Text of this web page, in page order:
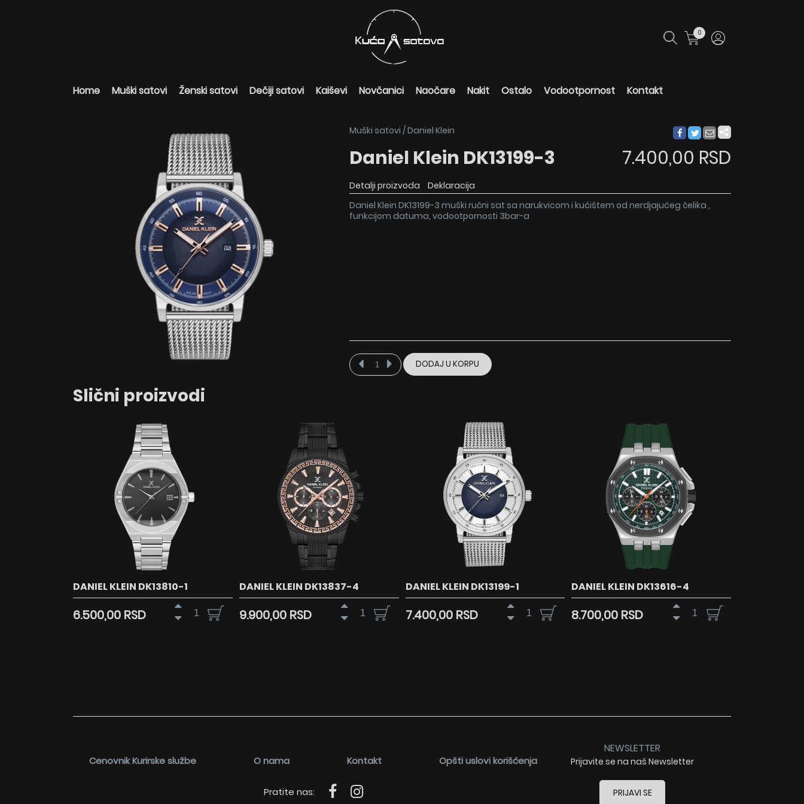
0
Home Muški satovi Ženski satovi Dečiji satovi Kaiševi Novčanici Naočare Nakit Ostalo Vodootpornost Kontakt
Muški satovi /Daniel Klein
Daniel Klein DK13199-3 7.400,00 RSD
Detalji proizvoda
Deklaracija
Daniel Klein DK13199-3 muški ručni sat sa narukvicom i kućištem od nerdjajućeg čelika ,
funkcijom datuma, vodootpornosti 3bar-a
DODAJ U KORPU
Slični proizvodi
DANIEL KLEIN DK13810-1
6.500,00 RSD
DANIEL KLEIN DK13837-4
9.900,00 RSD
DANIEL KLEIN DK13199-1
7.400,00 RSD
DANIEL KLEIN DK13616-4
8.700,00 RSD
Cenovnik Kurirske službe O nama Kontakt Opšti uslovi korišćenja
Pratite nas:
NEWSLETTER
Prijavite se na naš Newsletter
PRIJAVI SE